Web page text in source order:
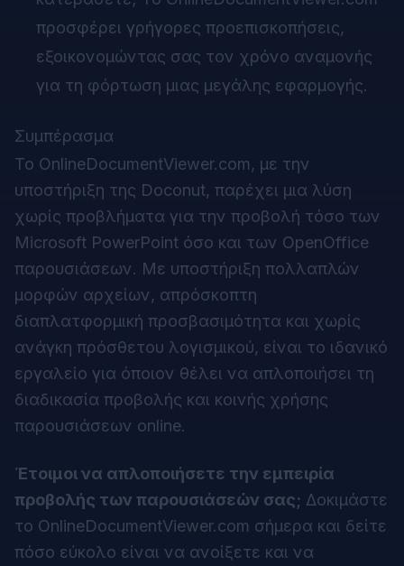
προσφέρει γρήγορες προεπισκοπήσεις,
εξοικονομώντας σας τον χρόνο αναμονής
για τη φόρτωση μιας μεγάλης εφαρμογής.
Συμπέρασμα
Το OnlineDocumentViewer.com, με την
υποστήριξη της Doconut, παρέχει μια λύση
χωρίς προβλήματα για την προβολή τόσο των
Microsoft PowerPoint όσο και των OpenOffice
παρουσιάσεων. Με υποστήριξη πολλαπλών
μορφών αρχείων, απρόσκοπτη
διαπλατφορμική προσβασιμότητα και χωρίς
ανάγκη πρόσθετου λογισμικού, είναι το ιδανικό
εργαλείο για όποιον θέλει να απλοποιήσει τη
διαδικασία προβολής και κοινής χρήσης
παρουσιάσεων online.
Έτοιμοι να απλοποιήσετε την εμπειρία
προβολής των παρουσιάσεών σας; Δοκιμάστε
το OnlineDocumentViewer.com σήμερα και δείτε
πόσο εύκολο είναι να ανοίξετε και να